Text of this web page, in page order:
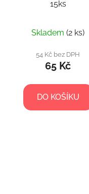
15ks
Skladem (2 ks)
54 Kč bez DPH
65 Kč
DO KOŠÍKU